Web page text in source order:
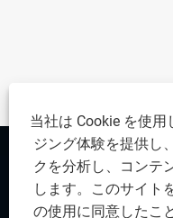
私たちについて
製品
当社は Cookie を使
ジング体験を提供し
クを分析し、コンテ
します。このサイト
の使用に同意したこ